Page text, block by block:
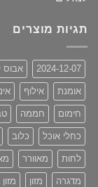
תגיות מוצרים
2024-12-07 אבוס
אומנת אילוף
חימום חממה
כחלי אוכל כלוב
לחות מאוורר
מדגרה מזון